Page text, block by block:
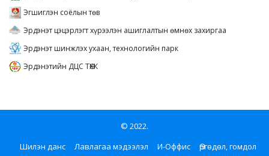
Эгшиглэн соёлын төв
Эрдэнэт цэцэрлэгт хүрээлэн ашиглалтын өмнөх захиргаа
Эрдэнэт шинжлэх ухаан, технологийн парк
Эрдэнэтийн ДЦС ТӨХК
© 2022.
Шилэн данс
Лавлагаа мэдээлэл И-Оффис Өргөдөл, гомдол